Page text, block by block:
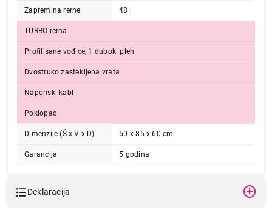
Zapremina rerne 48 l
TURBO rerna
Profilisane vođice, 1 duboki pleh
Dvostruko zastakljena vrata
Naponski kabl
Poklopac
Dimenzije (Š x V x D) 50 x 85 x 60 cm
Garancija 5 godina
Deklaracija